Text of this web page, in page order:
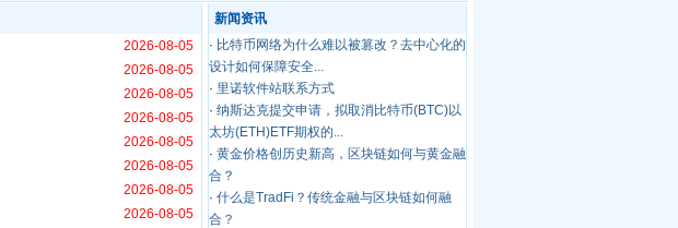
2026-08-05
2026-08-05
2026-08-05
2026-08-05
2026-08-05
2026-08-05
2026-08-05
2026-08-05
新闻资讯
· 比特币网络为什么难以被篡改？去中心化的
设计如何保障安全...
· 里诺软件站联系方式
· 纳斯达克提交申请，拟取消比特币(BTC)以
太坊(ETH)ETF期权的...
· 黄金价格创历史新高，区块链如何与黄金融
合？
· 什么是TradFi？传统金融与区块链如何融
合？